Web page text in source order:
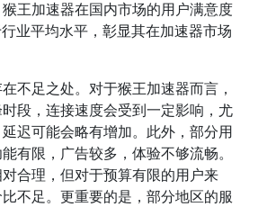
王加速器在国内市场的用户满意度
业平均水平，彰显其在加速器市场
不足之处。对于猴王加速器而言，
段，连接速度会受到一定影响，尤
迟可能会略有增加。此外，部分用
有限，广告较多，体验不够流畅。
合理，但对于预算有限的用户来
不足。更重要的是，部分地区的服